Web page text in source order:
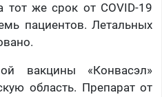
тот же срок от COVID-19
пациентов. Летальных
вакцины «Конвасэл»
область. Препарат от